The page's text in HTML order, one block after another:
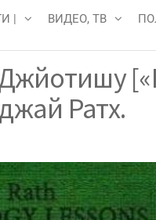
| ВИДЕО, ТВ
Ратх.